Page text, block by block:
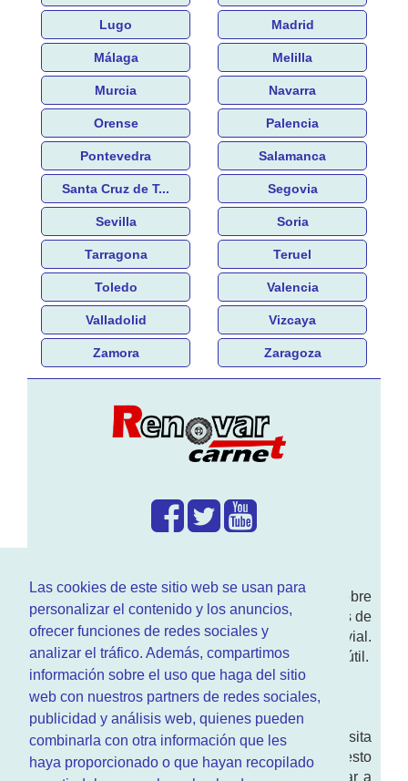
Las cookies de este sitio web se usan para
personalizar el contenido y los anuncios,
ofrecer funciones de redes sociales y
analizar el tráfico. Además, compartimos
información sobre el uso que haga del sitio
web con nuestros partners de redes sociales,
publicidad y análisis web, quienes pueden
combinarla con otra información que les
haya proporcionado o que hayan recopilado
Lugo Madrid
Málaga Melilla
Murcia Navarra
Orense Palencia
Pontevedra Salamanca
Santa Cruz de T... Segovia
Sevilla Soria
Tarragona Teruel
Toledo Valencia
Valladolid Vizcaya
Zamora Zaragoza
Enwww.RenovarCarnet.comTe contamos sobre
larenovación del permisode conducir, noticias de
actualidad motor y sobre todo seguridad vial.
Ademas tenemos todo tipo de información DGT útil.
¿Quienes somos?
Quieres saber quien mantiene la pagina, visita
nuestrasección de contacto. Aquí tienes nuesto
aviso legal
. Basicamente no queremos engañar a